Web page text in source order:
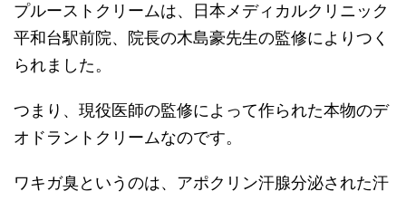
プルーストクリームは、日本メディカルクリニック
平和台駅前院、院長の木島豪先生の監修によりつく
られました。
つまり、現役医師の監修によって作られた本物のデ
オドラントクリームなのです。
ワキガ臭というのは、アポクリン汗腺分泌された汗